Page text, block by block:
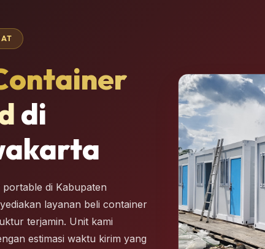
di
di Kabupaten
layanan beli container
terjamin. Unit kami
estimasi waktu kirim yang